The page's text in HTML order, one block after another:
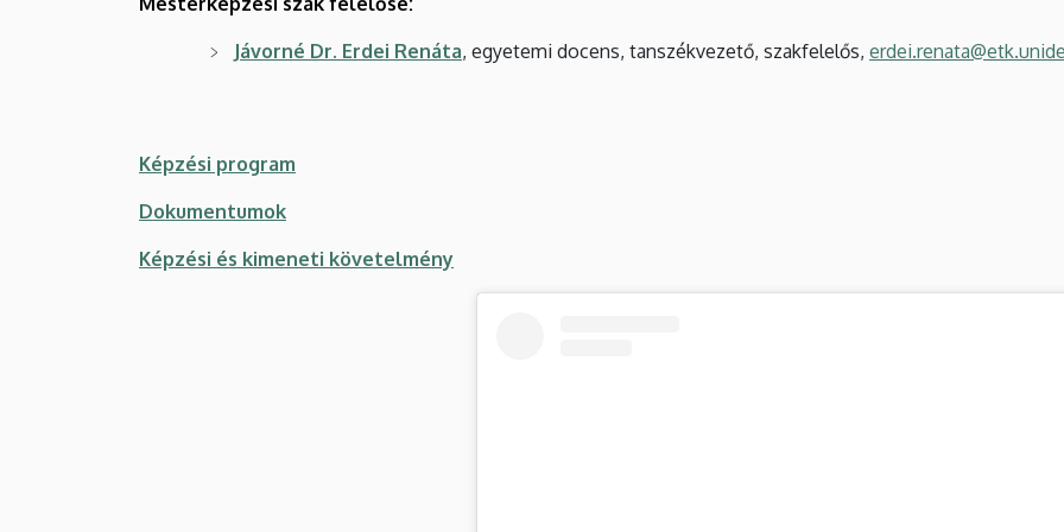
Jávorné Dr. Erdei Renáta, egyetemi docens, tanszékvezető, szakfelelős,
Képzési program
Dokumentumok
Képzési és kimeneti követelmény